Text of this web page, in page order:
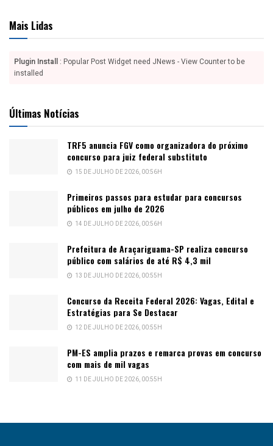
Mais Lidas
Plugin Install : Popular Post Widget need JNews - View Counter to be
installed
Últimas Notícias
TRF5 anuncia FGV como organizadora do próximo
concurso para juiz federal substituto
15 DE JULHO DE 2026, 00:56H
Primeiros passos para estudar para concursos
públicos em julho de 2026
14 DE JULHO DE 2026, 00:56H
Prefeitura de Araçariguama-SP realiza concurso
público com salários de até R$ 4,3 mil
13 DE JULHO DE 2026, 00:55H
Concurso da Receita Federal 2026: Vagas, Edital e
Estratégias para Se Destacar
12 DE JULHO DE 2026, 00:55H
PM-ES amplia prazos e remarca provas em concurso
com mais de mil vagas
11 DE JULHO DE 2026, 00:55H